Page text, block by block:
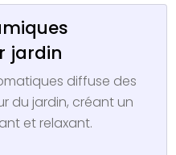
jardin
diffuse des
du jardin, créant un
et relaxant.